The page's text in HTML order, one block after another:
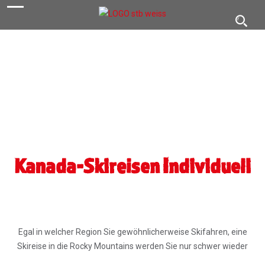
Kanada-Skireisen Individuell
Egal in welcher Region Sie gewöhnlicherweise Skifahren, eine
Skireise in die Rocky Mountains werden Sie nur schwer wieder